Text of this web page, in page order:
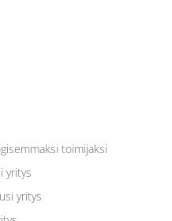
toimijaksi
yritys
yritys